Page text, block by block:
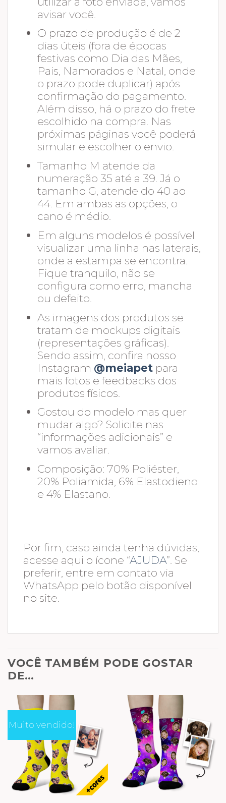
avisar você.
O prazo de produção é de 2
dias úteis (fora de épocas
festivas como Dia das Mães,
Pais, Namorados e Natal, onde
o prazo pode duplicar) após
confirmação do pagamento.
Além disso, há o prazo do frete
escolhido na compra. Nas
próximas páginas você poderá
simular e escolher o envio.
Tamanho M atende da
numeração 35 até a 39. Já o
tamanho G, atende do 40 ao
44. Em ambas as opções, o
cano é médio.
Em alguns modelos é possível
visualizar uma linha nas laterais,
onde a estampa se encontra.
Fique tranquilo, não se
configura como erro, mancha
ou defeito.
As imagens dos produtos se
tratam de mockups digitais
(representações gráficas).
Sendo assim, confira nosso
Instagram @meiapetpara
mais fotos e feedbacks dos
produtos físicos.
Gostou do modelo mas quer
mudar algo? Solicite nas
“informações adicionais” e
vamos avaliar.
Composição: 70% Poliéster,
20% Poliamida, 6% Elastodieno
e 4% Elastano.
Por fim, caso ainda tenha dúvidas,
acesse aqui o ícone “AJUDA”. Se
preferir, entre em contato via
WhatsApp pelo botão disponível
no site.
VOCÊ TAMBÉM PODE GOSTAR
DE…
Muito vendido!